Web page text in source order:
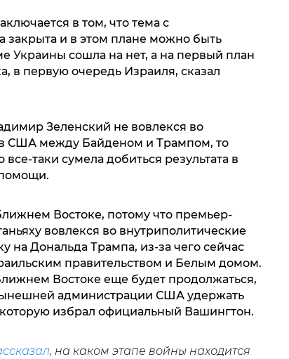
в том, что тема с
закрыта и в этом плане можно быть
Украины сошла на нет, а на первый план
в первую очередь Израиля, сказал
Зеленский не вовлекся во
США между Байденом и Трампом, то
таки сумела добиться результата в
Востоке, потому что премьер-
вовлекся во внутриполитические
на Дональда Трампа, из-за чего сейчас
правительством и Белым домом.
Востоке еще будет продолжаться,
администрации США удержать
избрал официальный Вашингтон.
, на каком этапе войны находится